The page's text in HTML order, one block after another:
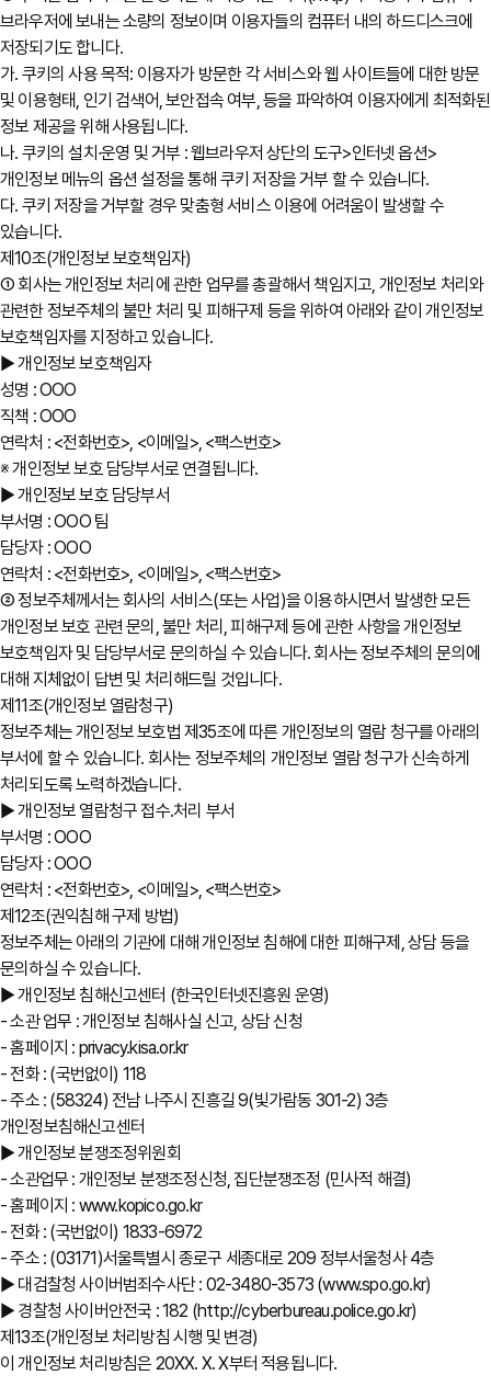
브라우저에 보내는 소량의 정보이며 이용자들의 컴퓨터 내의 하드디스크에
저장되기도 합니다.
가. 쿠키의 사용 목적: 이용자가 방문한 각 서비스와 웹 사이트들에 대한 방문
및 이용형태, 인기 검색어, 보안접속 여부, 등을 파악하여 이용자에게 최적화된
정보 제공을 위해 사용됩니다.
나. 쿠키의 설치∙운영 및 거부 : 웹브라우저 상단의 도구>인터넷 옵션>
개인정보 메뉴의 옵션 설정을 통해 쿠키 저장을 거부 할 수 있습니다.
다. 쿠키 저장을 거부할 경우 맞춤형 서비스 이용에 어려움이 발생할 수
있습니다.
제10조(개인정보 보호책임자)
① 회사는 개인정보 처리에 관한 업무를 총괄해서 책임지고, 개인정보 처리와
관련한 정보주체의 불만 처리 및 피해구제 등을 위하여 아래와 같이 개인정보
보호책임자를 지정하고 있습니다.
▶ 개인정보 보호책임자
성명 : OOO
직책 : OOO
연락처 : <전화번호>, <이메일>, <팩스번호>
※ 개인정보 보호 담당부서로 연결됩니다.
▶ 개인정보 보호 담당부서
부서명 : OOO 팀
담당자 : OOO
연락처 : <전화번호>, <이메일>, <팩스번호>
② 정보주체께서는 회사의 서비스(또는 사업)을 이용하시면서 발생한 모든
개인정보 보호 관련 문의, 불만 처리, 피해구제 등에 관한 사항을 개인정보
보호책임자 및 담당부서로 문의하실 수 있습니다. 회사는 정보주체의 문의에
대해 지체없이 답변 및 처리해드릴 것입니다.
제11조(개인정보 열람청구)
정보주체는 개인정보 보호법 제35조에 따른 개인정보의 열람 청구를 아래의
부서에 할 수 있습니다. 회사는 정보주체의 개인정보 열람 청구가 신속하게
처리되도록 노력하겠습니다.
▶ 개인정보 열람청구 접수․처리 부서
부서명 : OOO
담당자 : OOO
연락처 : <전화번호>, <이메일>, <팩스번호>
제12조(권익침해 구제 방법)
정보주체는 아래의 기관에 대해 개인정보 침해에 대한 피해구제, 상담 등을
문의하실 수 있습니다.
▶ 개인정보 침해신고센터 (한국인터넷진흥원 운영)
- 소관 업무 : 개인정보 침해사실 신고, 상담 신청
- 홈페이지 : privacy.kisa.or.kr
- 전화 : (국번없이) 118
- 주소 : (58324) 전남 나주시 진흥길 9(빛가람동 301-2) 3층
개인정보침해신고센터
▶ 개인정보 분쟁조정위원회
- 소관업무 : 개인정보 분쟁조정신청, 집단분쟁조정 (민사적 해결)
- 홈페이지 : www.kopico.go.kr
- 전화 : (국번없이) 1833-6972
- 주소 : (03171)서울특별시 종로구 세종대로 209 정부서울청사 4층
▶ 대검찰청 사이버범죄수사단 : 02-3480-3573 (www.spo.go.kr)
▶ 경찰청 사이버안전국 : 182 (http://cyberbureau.police.go.kr)
제13조(개인정보 처리방침 시행 및 변경)
이 개인정보 처리방침은 20XX. X. X부터 적용됩니다.